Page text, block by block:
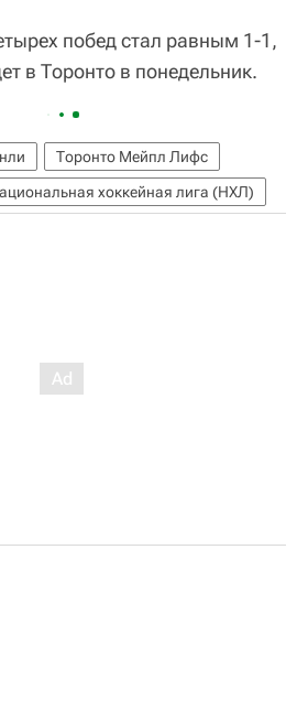
побед стал равным 1-1,
в Торонто в понедельник.
Торонто Мейпл Лифс
хоккейная лига (НХЛ)